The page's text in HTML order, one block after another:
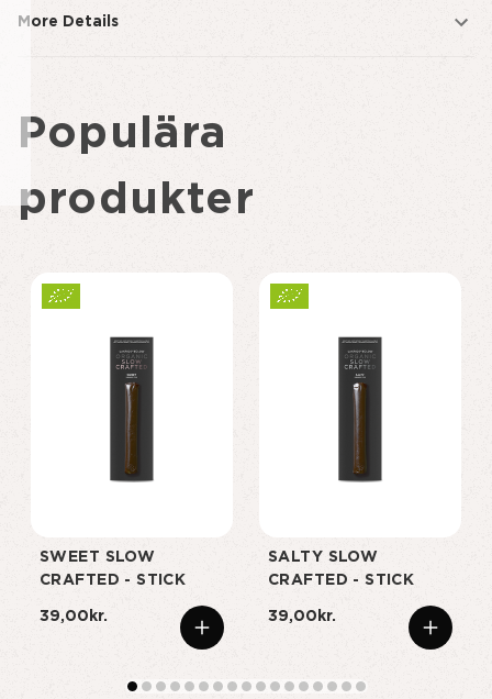
More Details
Populära
produkter
SWEET SLOW
CRAFTED - STICK
39,00kr.
SALTY SLOW
CRAFTED - STICK
39,00kr.